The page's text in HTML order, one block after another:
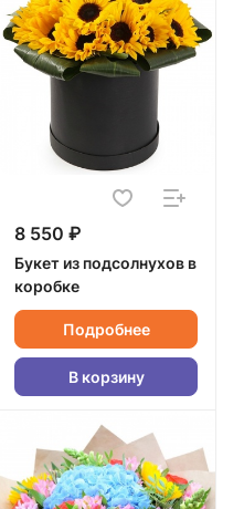
8 550 ₽
Букет из подсолнухов в
коробке
Подробнее
В корзину